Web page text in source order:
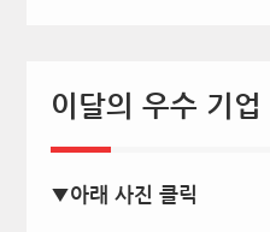
이달의 우수 기업
▼아래 사진 클릭